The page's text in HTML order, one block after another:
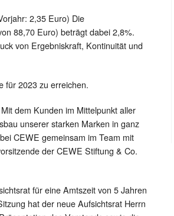
2,35 Euro) Die
88,70 Euro) beträgt dabei 2,8%.
von Ergebniskraft, Kontinuität und
für 2023 zu erreichen.
dem Kunden im Mittelpunkt aller
unserer starken Marken in ganz
CEWE gemeinsam im Team mit
der CEWE Stiftung & Co.
für eine Amtszeit von 5 Jahren
hat der neue Aufsichtsrat Herrn